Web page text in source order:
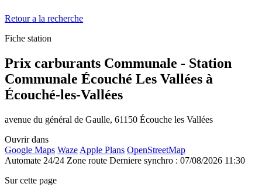
Retour a la recherche
Fiche station
Prix carburants Communale - Station
Communale Écouché Les Vallées à
Écouché-les-Vallées
avenue du général de Gaulle, 61150 Écouche les Vallées
Ouvrir dans
Google Maps Waze Apple Plans OpenStreetMap
Automate 24/24 Zone route Derniere synchro : 07/08/2026 11:30
Sur cette page